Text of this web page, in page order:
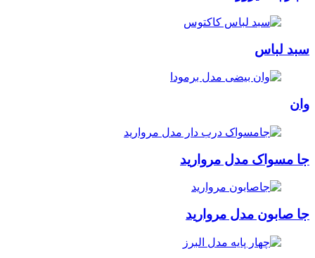
سبد لباس
وان
جا مسواک مدل مروارید
جا صابون مدل مروارید